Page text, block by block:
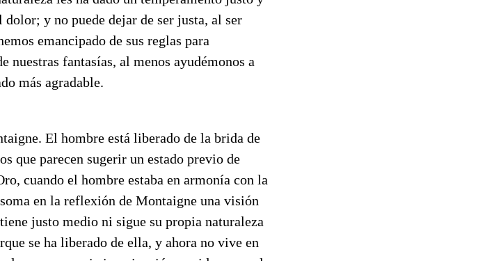
y no puede dejar de ser justa, al ser
emancipado de sus reglas para
nuestras fantasías, al menos ayudémonos a
más agradable.
El hombre está liberado de la brida de
que parecen sugerir un estado previo de
cuando el hombre estaba en armonía con la
en la reflexión de Montaigne una visión
justo medio ni sigue su propia naturaleza
se ha liberado de ella, y ahora no vive en